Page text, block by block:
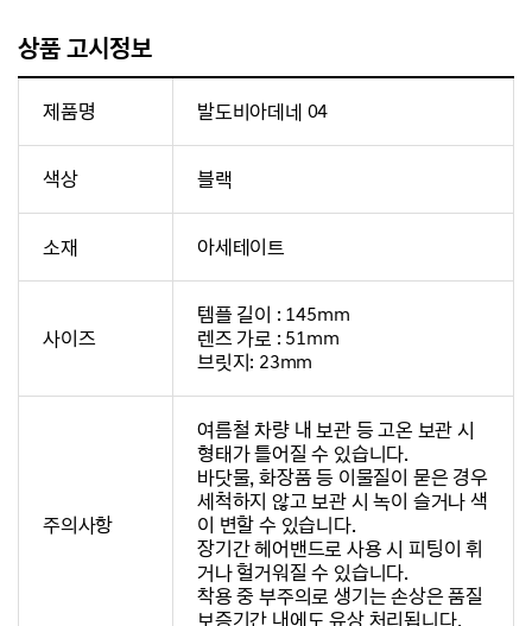
상품 고시정보
제품명 발도비아데네 04
색상 블랙
소재 아세테이트
사이즈
템플 길이 : 145mm
렌즈 가로 : 51mm
브릿지: 23mm
주의사항
여름철 차량 내 보관 등 고온 보관 시
형태가 틀어질 수 있습니다.
바닷물, 화장품 등 이물질이 묻은 경우
세척하지 않고 보관 시 녹이 슬거나 색
이 변할 수 있습니다.
장기간 헤어밴드로 사용 시 피팅이 휘
거나 헐거워질 수 있습니다.
착용 중 부주의로 생기는 손상은 품질
보증기간 내에도 유상 처리됩니다.